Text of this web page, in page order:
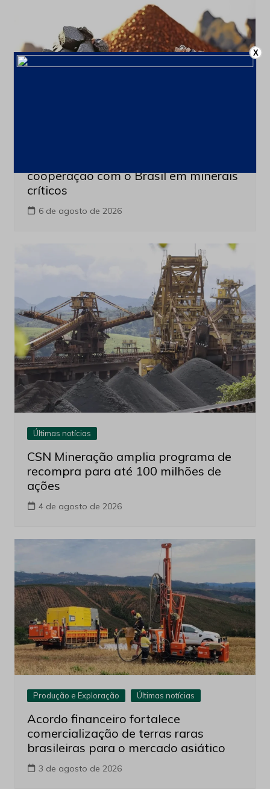
cooperação com o Brasil em minerais
críticos
6 de agosto de 2026
Últimas notícias
CSN Mineração amplia programa de
recompra para até 100 milhões de
ações
4 de agosto de 2026
Produção e Exploração Últimas notícias
Acordo financeiro fortalece
comercialização de terras raras
brasileiras para o mercado asiático
3 de agosto de 2026
X